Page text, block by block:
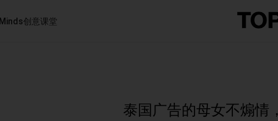
Minds创意课堂
泰国广告的母女不煽情